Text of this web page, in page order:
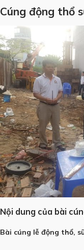
Cúng động thổ
Nội dung của bài
Bài cúng lễ động thổ,